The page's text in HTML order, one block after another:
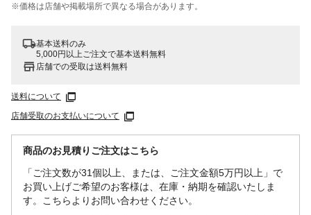
※価格は​店舗や​掲載場所で​異なる​場合が​あります。
基本送料のみ
5,000円以上ご注文で基本送料無料
店舗での受取は送料無料
送料について
店舗受取のお支払いについて
商品のお見積りご注文はこちら
「ご注文数が31個以上、または、ご注文金額5万円以上」で
お買い上げご希望のお客様は、在庫・納期を確認いたしま
す。こちらよりお問い合わせください。